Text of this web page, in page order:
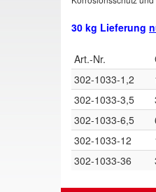
30 kg Lieferung
Art.-Nr.
302-1033-1,2
302-1033-3,5
302-1033-6,5
302-1033-12
302-1033-36